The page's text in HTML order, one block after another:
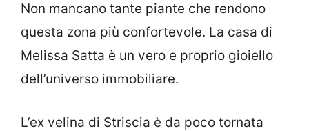
Non mancano tante piante che rendono
questa zona più confortevole. La casa di
Melissa Satta è un vero e proprio gioiello
dell’universo immobiliare.
L’ex velina di Striscia è da poco tornata